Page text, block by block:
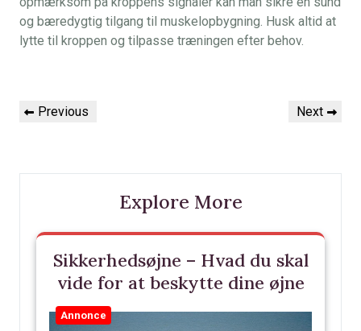
og bæredygtig tilgang til muskelopbygning. Husk altid at
lytte til kroppen og tilpasse træningen efter behov.
Indlægsnavigation
Previous
Previous
Next
Next
Explore More
Sikkerhedsøjne – Hvad du skal
vide for at beskytte dine øjne
Annonce